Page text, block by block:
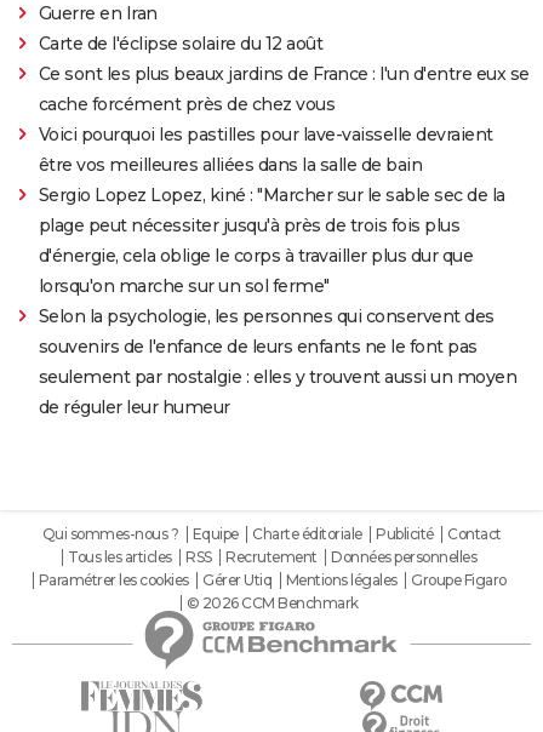
Guerre en Iran
Carte de l'éclipse solaire du 12 août
Ce sont les plus beaux jardins de France : l'un d'entre eux se
cache forcément près de chez vous
Voici pourquoi les pastilles pour lave-vaisselle devraient
être vos meilleures alliées dans la salle de bain
Sergio Lopez Lopez, kiné : "Marcher sur le sable sec de la
plage peut nécessiter jusqu'à près de trois fois plus
d'énergie, cela oblige le corps à travailler plus dur que
lorsqu'on marche sur un sol ferme"
Selon la psychologie, les personnes qui conservent des
souvenirs de l'enfance de leurs enfants ne le font pas
seulement par nostalgie : elles y trouvent aussi un moyen
de réguler leur humeur
Qui sommes-nous ? Equipe Charte éditoriale Publicité
Contact
Tous les articles
RSS Recrutement
Données personnelles
Paramétrer les cookies
Gérer Utiq Mentions légales
Groupe Figaro
© 2026 CCM Benchmark